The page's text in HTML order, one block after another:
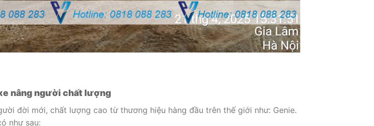
nâng người chất lượng
đời mới, chất lượng cao từ thương hiệu hàng đầu trên thế giới như: Genie.
như sau: